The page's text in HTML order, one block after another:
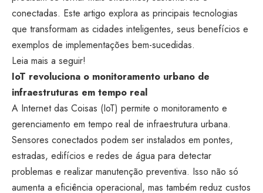
conectadas. Este artigo explora as principais tecnologias
que transformam as cidades inteligentes, seus benefícios e
exemplos de implementações bem-sucedidas.
Leia mais a seguir!
IoT revoluciona o monitoramento urbano de
infraestruturas em tempo real
A Internet das Coisas (IoT) permite o monitoramento e
gerenciamento em tempo real de infraestrutura urbana.
Sensores conectados podem ser instalados em pontes,
estradas, edifícios e redes de água para detectar
problemas e realizar manutenção preventiva. Isso não só
aumenta a eficiência operacional, mas também reduz custos